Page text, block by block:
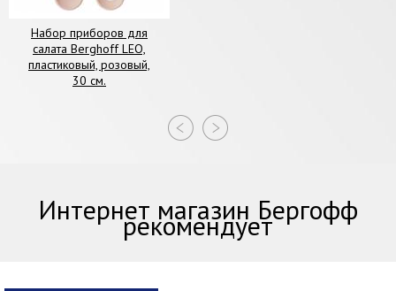
Набор приборов для
салата Berghoff LEO,
пластиковый, розовый,
30 см.
Интернет магазин Бергофф
рекомендует